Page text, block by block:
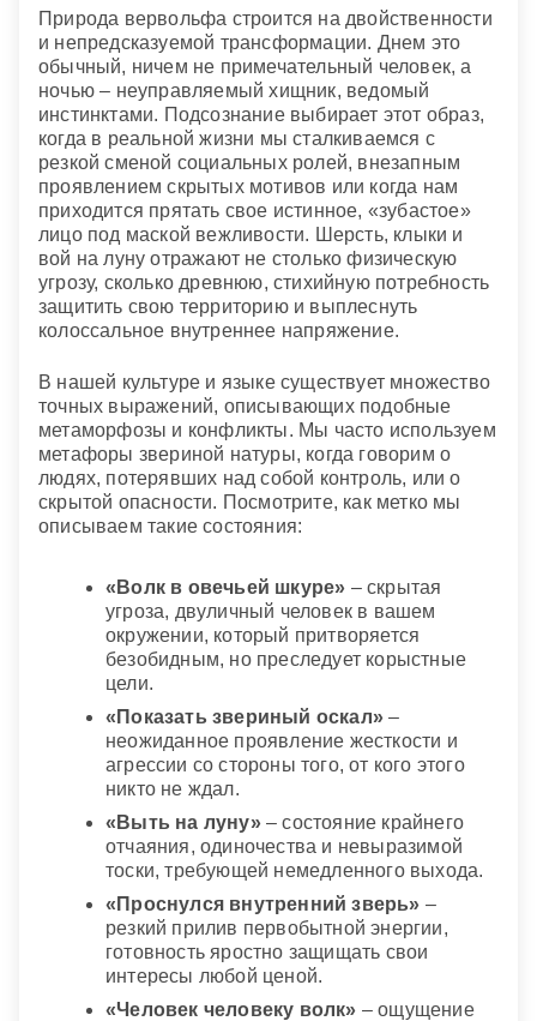
Природа вервольфа строится на двойственности
и непредсказуемой трансформации. Днем это
обычный, ничем не примечательный человек, а
ночью – неуправляемый хищник, ведомый
инстинктами. Подсознание выбирает этот образ,
когда в реальной жизни мы сталкиваемся с
резкой сменой социальных ролей, внезапным
проявлением скрытых мотивов или когда нам
приходится прятать свое истинное, «зубастое»
лицо под маской вежливости. Шерсть, клыки и
вой на луну отражают не столько физическую
угрозу, сколько древнюю, стихийную потребность
защитить свою территорию и выплеснуть
колоссальное внутреннее напряжение.
В нашей культуре и языке существует множество
точных выражений, описывающих подобные
метаморфозы и конфликты. Мы часто используем
метафоры звериной натуры, когда говорим о
людях, потерявших над собой контроль, или о
скрытой опасности. Посмотрите, как метко мы
описываем такие состояния:
«Волк в овечьей шкуре» – скрытая
угроза, двуличный человек в вашем
окружении, который притворяется
безобидным, но преследует корыстные
цели.
«Показать звериный оскал» –
неожиданное проявление жесткости и
агрессии со стороны того, от кого этого
никто не ждал.
«Выть на луну»– состояние крайнего
отчаяния, одиночества и невыразимой
тоски, требующей немедленного выхода.
«Проснулся внутренний зверь» –
резкий прилив первобытной энергии,
готовность яростно защищать свои
интересы любой ценой.
«Человек человеку волк» – ощущение